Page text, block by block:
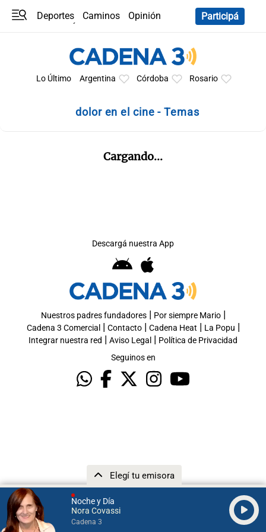
Noche y Día
Nora Covassi
Cadena 3
Elegí tu emisora
Deportes Caminos
Opinión
Participá
Lo Último Argentina Córdoba Rosario
dolor en el cine - Temas
Cargando...
Descargá nuestra App
Nuestros padres fundadores| Por siempre Mario|
Cadena 3 Comercial | Contacto| Cadena Heat | La Popu |
Integrar nuestra red | Aviso Legal | Política de Privacidad
Seguinos en